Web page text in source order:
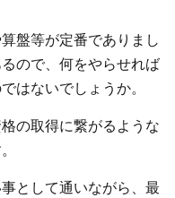
盤等が定番でありまし
ので、何をやらせれば
はないでしょうか。
の取得に繋がるような
として通いながら、最